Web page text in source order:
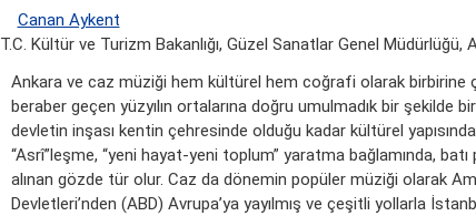
Canan Aykent
T.C. Kültür ve Turizm Bakanlığı, Güzel Sanatlar Genel Müdürlüğü,
Ankara ve caz müziği hem kültürel hem coğrafi olarak birbirine
beraber geçen yüzyılın ortalarına doğru umulmadık bir şekilde
devletin inşası kentin çehresinde olduğu kadar kültürel
“Asrî”leşme, “yeni hayat-yeni toplum” yaratma bağlamında,
alınan gözde tür olur. Caz da dönemin popüler müziği olarak
Devletleri’nden (ABD) Avrupa’ya yayılmış ve çeşitli yollarla